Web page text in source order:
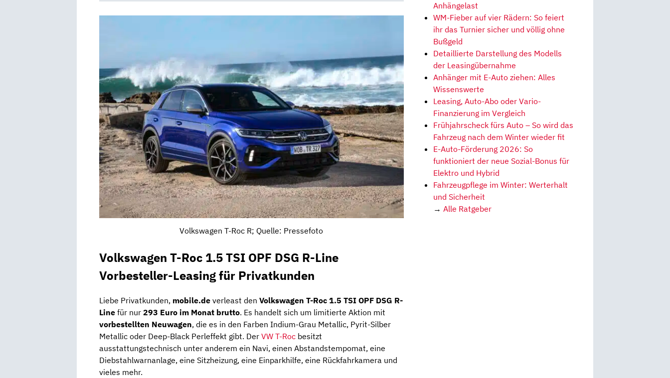
Volkswagen T-Roc R; Quelle: Pressefoto
Volkswagen T-Roc 1.5 TSI OPF DSG R-Line
Vorbesteller-Leasing für Privatkunden
Liebe Privatkunden, mobile.de verleast den Volkswagen T-Roc 1.5 TSI OPF DSG R-
Line für nur 293 Euro im Monat brutto. Es handelt sich um limitierte Aktion mit
vorbestellten Neuwagen, die es in den Farben Indium-Grau Metallic, Pyrit-Silber
Metallic oder Deep-Black Perleffekt gibt. Der VW T-Roc besitzt
ausstattungstechnisch unter anderem ein Navi, einen Abstandstempomat, eine
Diebstahlwarnanlage, eine Sitzheizung, eine Einparkhilfe, eine Rückfahrkamera und
vieles mehr.
Anhängelast
WM-Fieber auf vier Rädern: So feiert
ihr das Turnier sicher und völlig ohne
Bußgeld
Detaillierte Darstellung des Modells
der Leasingübernahme
Anhänger mit E-Auto ziehen: Alles
Wissenswerte
Leasing, Auto-Abo oder Vario-
Finanzierung im Vergleich
Frühjahrscheck fürs Auto – So wird das
Fahrzeug nach dem Winter wieder fit
E-Auto-Förderung 2026: So
funktioniert der neue Sozial-Bonus für
Elektro und Hybrid
Fahrzeugpflege im Winter: Werterhalt
und Sicherheit
→ Alle Ratgeber